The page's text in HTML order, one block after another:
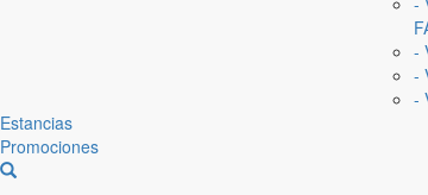
-
-
-
Estancias
Promociones